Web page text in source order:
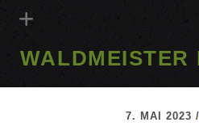
WALDMEISTER
7. MAI 2023